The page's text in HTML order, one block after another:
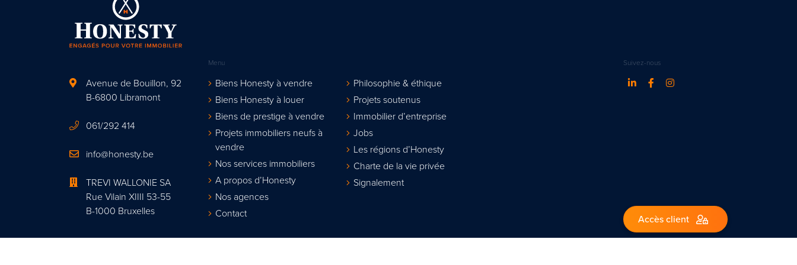
Avenue de Bouillon, 92
B-6800 Libramont
061/292 414
info@honesty.be
TREVI WALLONIE SA
Rue Vilain XIIII 53-55
B-1000 Bruxelles
Menu
Biens Honesty à vendre
Biens Honesty à louer
Biens de prestige à vendre
Projets immobiliers neufs à
vendre
Nos services immobiliers
A propos d’Honesty
Nos agences
Contact
Philosophie & éthique
Projets soutenus
Immobilier d’entreprise
Jobs
Les régions d’Honesty
Charte de la vie privée
Signalement
Suivez-nous
Accès client